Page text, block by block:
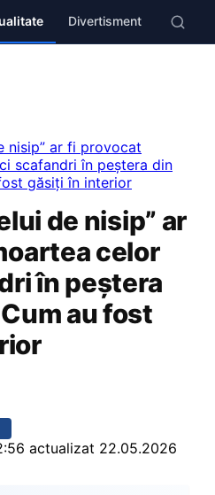
Divertisment Stil de
nisip” ar fi provocat
scafandri în peștera din
găsiți în interior
de nisip” ar
celor
în peștera
au fost
actualizat 22.05.2026